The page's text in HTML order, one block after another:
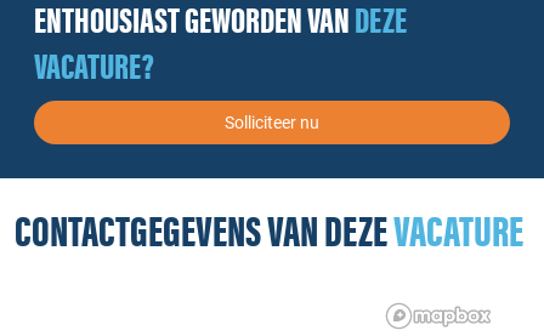
ENTHOUSIAST GEWORDEN VANDEZE
VACATURE?
Solliciteer nu
CONTACTGEGEVENS VAN DEZEVACATURE